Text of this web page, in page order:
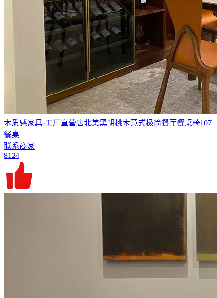
木质感家具·工厂直营店北美黑胡桃木意式极简餐厅餐桌椅107
餐桌
联系商家
8124